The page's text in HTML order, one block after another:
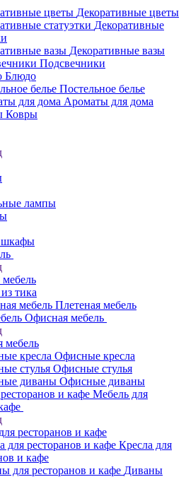
Декоративные цветы
Декоративные
Декоративные вазы
Подсвечники
Блюдо
Постельное белье
Ароматы для дома
Ковры
мебель
мебель
кресла
стулья
диваны
и кафе
ресторанов и кафе
ресторанов и кафе
ресторанов и кафе
ресторанов и кафе